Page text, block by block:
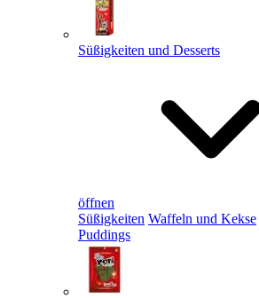
Süßigkeiten und Desserts
öffnen
Süßigkeiten Waffeln und Kekse
Puddings